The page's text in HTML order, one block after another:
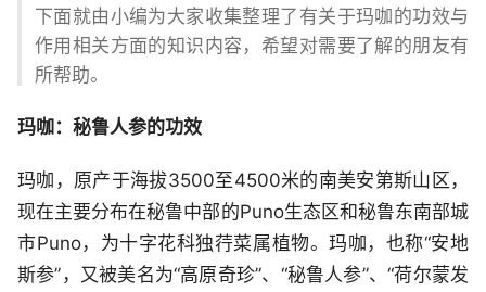
下面就由小编为大家收集整理了有关于玛咖的功效与
作用相关方面的知识内容，希望对需要了解的朋友有
所帮助。
玛咖：秘鲁人参的功效
玛咖，原产于海拔3500至4500米的南美安第斯山区，
现在主要分布在秘鲁中部的Puno生态区和秘鲁东南部城
市Puno，为十字花科独荇菜属植物。玛咖，也称“安地
斯参”，又被美名为“高原奇珍”、“秘鲁人参”、“荷尔蒙发